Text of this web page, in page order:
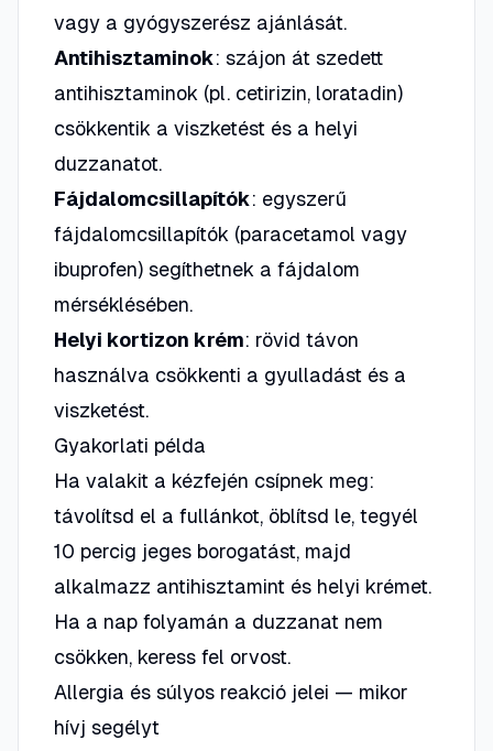
vagy a gyógyszerész ajánlását.
Antihisztaminok: szájon át szedett
antihisztaminok (pl. cetirizin, loratadin)
csökkentik a viszketést és a helyi
duzzanatot.
Fájdalomcsillapítók: egyszerű
fájdalomcsillapítók (paracetamol vagy
ibuprofen) segíthetnek a fájdalom
mérséklésében.
Helyi kortizon krém: rövid távon
használva csökkenti a gyulladást és a
viszketést.
Gyakorlati példa
Ha valakit a kézfején csípnek meg:
távolítsd el a fullánkot, öblítsd le, tegyél
10 percig jeges borogatást, majd
alkalmazz antihisztamint és helyi krémet.
Ha a nap folyamán a duzzanat nem
csökken, keress fel orvost.
Allergia és súlyos reakció jelei — mikor
hívj segélyt